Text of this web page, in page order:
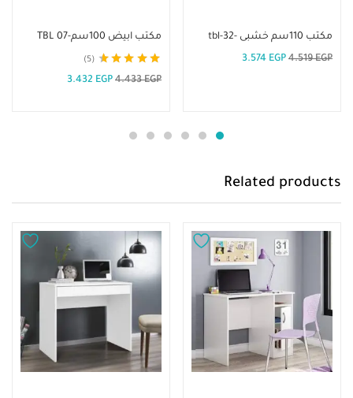
مكتب 110سم خشبى -tbl-32
4.519EGP
3.574 EGP
مكتب ابيض 100سم-TBL 07
4.60من 5
5
4.433EGP
3.432 EGP
Related products